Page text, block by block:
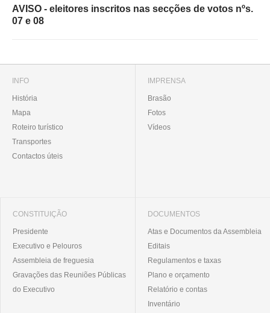
AVISO - eleitores inscritos nas secções de votos nºs.
07 e 08
INFO
História
Mapa
Roteiro turístico
Transportes
Contactos úteis
IMPRENSA
Brasão
Fotos
Vídeos
CONSTITUIÇÃO
Presidente
Executivo e Pelouros
Assembleia de freguesia
Gravações das Reuniões Públicas
do Executivo
DOCUMENTOS
Atas e Documentos da Assembleia
Editais
Regulamentos e taxas
Plano e orçamento
Relatório e contas
Inventário